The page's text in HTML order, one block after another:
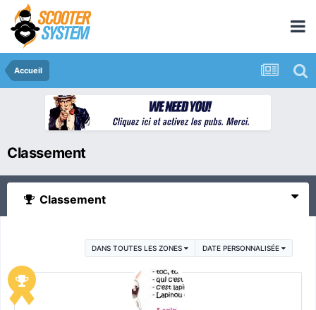
Accueil
Classement
Classement
DANS TOUTES LES ZONES DATE PERSONNALISÉE